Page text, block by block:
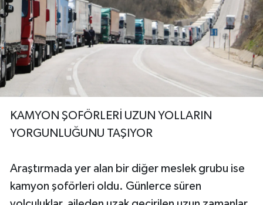
KAMYON ŞOFÖRLERİ UZUN YOLLARIN
YORGUNLUĞUNU TAŞIYOR
Araştırmada yer alan bir diğer meslek grubu ise
kamyon şoförleri oldu. Günlerce süren